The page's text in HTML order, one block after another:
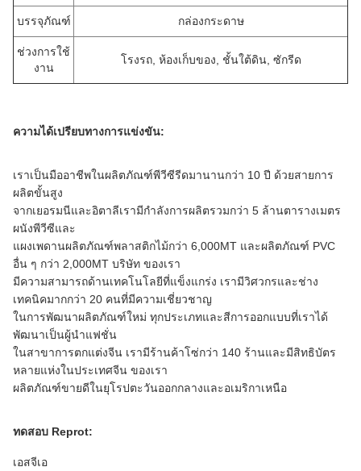
บรรจุภัณฑ์ กล่องกระดาษ
ช่วงการใช้
งาน
โรงรถ, ห้องเก็บของ, ชั้นใต้ดิน, ซักรีด
ความได้เปรียบทางการแข่งขัน:
เราเป็นมืออาชีพในผลิตภัณฑ์พีวีซีรีดมานานกว่า 10 ปี ด้วยสายการ
ผลิตขั้นสูง
จากเยอรมนีและอิตาลีเรามีกำลังการผลิตรวมกว่า 5 ล้านตารางเมตร
ผนังพีวีซีและ
แผงเพดานผลิตภัณฑ์พลาสติกไม้กว่า 6,000MT และผลิตภัณฑ์ PVC
อื่น ๆ กว่า 2,000MT บริษัท ของเรา
มีความสามารถด้านเทคโนโลยีที่แข็งแกร่ง เรามีวิศวกรและช่าง
เทคนิคมากกว่า 20 คนที่มีความเชี่ยวชาญ
ในการพัฒนาผลิตภัณฑ์ใหม่ ทุกประเภทและสีการออกแบบที่เราได้
พัฒนาเป็นผู้นำแฟชั่น
ในสาขาการตกแต่งจีน เรามีร้านค้าโซ่กว่า 140 ร้านและมีสิทธิบัตร
หลายแห่งในประเทศจีน ของเรา
ผลิตภัณฑ์ขายดีในยุโรปตะวันออกกลางและอเมริกาเหนือ
ทดสอบ Reprot:
เอสจีเอ